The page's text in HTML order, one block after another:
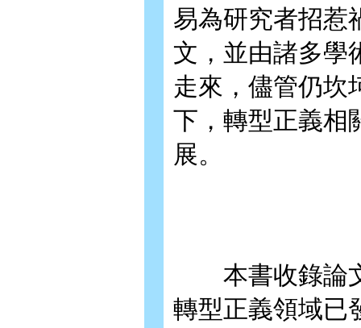
易為研究者招惹
文，並由諸多學
走來，儘管仍坎
下，轉型正義相
展。
本書收錄論文
轉型正義領域已